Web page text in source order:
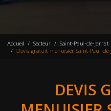
Accueil Secteur
Saint-Paul-de-Jarrat
Devis gratuit menuisier Saint-Paul-
DEVIS